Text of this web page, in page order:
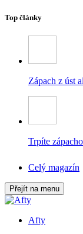
Top články
Zápach z úst
Trpíte
Celý magazín
Přejít na menu
Afty